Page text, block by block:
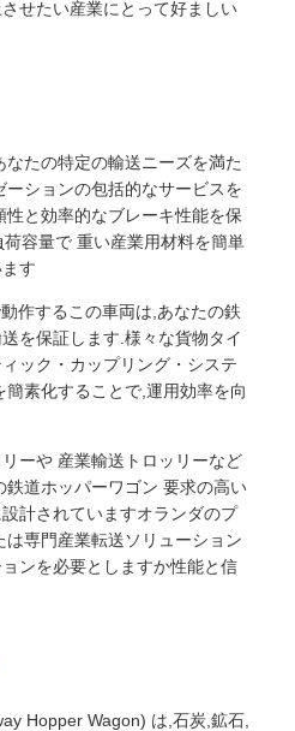
せたい産業にとって好ましい
たの特定の輸送ニーズを満た
ションの包括的なサービスを
と効率的なブレーキ性能を保
容量で 重い産業用材料を簡単
す
作するこの車両は,あなたの鉄
を保証します.様々な貨物タイ
ック・カップリング・システ
簡素化することで,運用効率を向
ーや 産業輸送トロッリーなど
道ホッパーワゴン 要求の高い
計されていますオランダのプ
専門産業転送ソリューション
ンを必要としますか性能と信
Hopper Wagon) は,石炭,鉱石,